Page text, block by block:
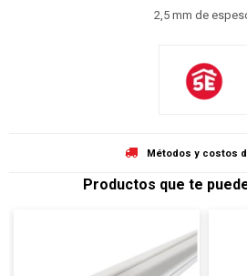
2,5 mm de
Métodos y costos
Productos que te